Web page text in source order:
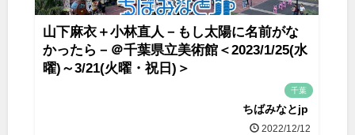
山下麻衣＋小林直人－もし太陽に名前がな
かったら－＠千葉県立美術館＜2023/1/25(水
曜)～3/21(火曜・祝日)＞
千葉
ちばみなとjp
2022/12/12